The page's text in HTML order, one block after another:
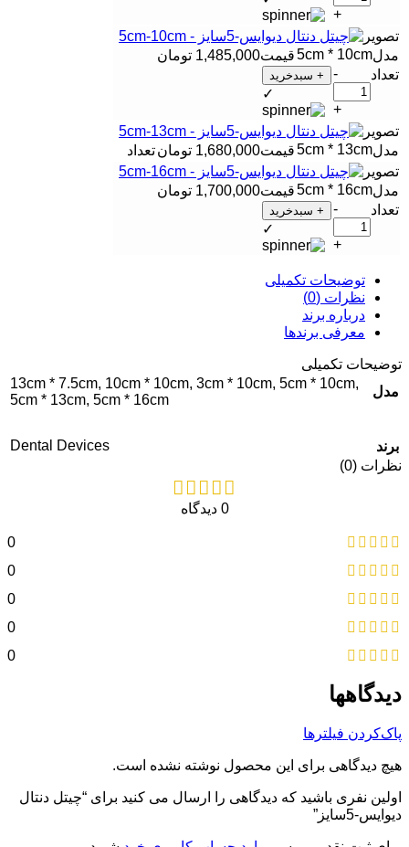
+
5cm * 10cm
1,485,000 تومان
-
+
+ سبدخرید
✓
5cm * 13cm
1,680,000 تومان
5cm * 16cm
1,700,000 تومان
-
+
+ سبدخرید
✓
توضیحات تکمیلی
نظرات (0)
درباره برند
معرفی برند‌ها
توضیحات تکمیلی
مدل
13cm * 7.5cm, 10cm * 10cm, 3cm * 10cm, 5cm * 10cm,
5cm * 13cm, 5cm * 16cm
برند
Dental Devices
نظرات (0)
0 دیدگاه
0
0
0
0
0
دیدگاهها
پاک‌کردن فیلترها
هیچ دیدگاهی برای این محصول نوشته نشده است.
اولین نفری باشید که دیدگاهی را ارسال می کنید برای “چیتل دنتال
دیوایس-5سایز”